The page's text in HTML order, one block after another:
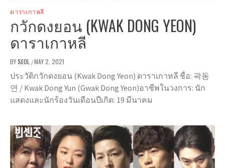
ดาราเกาหลี
กวักดงยอน (KWAK DONG YEON)
ดาราเกาหลี
BYSEOL /MAY 2, 2021
ประวัติกวักดงยอน (Kwak Dong Yeon) ดาราเกาหลี ชื่อ: 곽동
연 / Kwak Dong Yun (Gwak Dong Yeon)อาชีพในวงการ: นัก
แสดงและนักร้องวันเดือนปีเกิด: 19 มีนาคม